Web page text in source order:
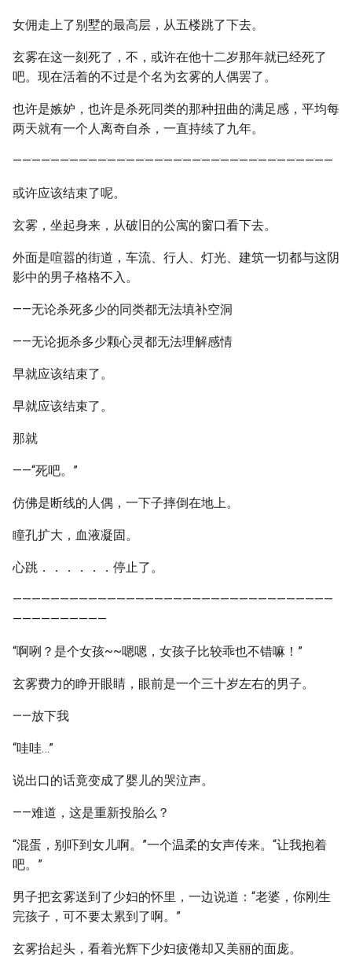
女佣走上了别墅的最高层，从五楼跳了下去。
玄雾在这一刻死了，不，或许在他十二岁那年就已经死了
吧。现在活着的不过是个名为玄雾的人偶罢了。
也许是嫉妒，也许是杀死同类的那种扭曲的满足感，平均每
两天就有一个人离奇自杀，一直持续了九年。
——————————————————————————————————
或许应该结束了呢。
玄雾，坐起身来，从破旧的公寓的窗口看下去。
外面是喧嚣的街道，车流、行人、灯光、建筑一切都与这阴
影中的男子格格不入。
——无论杀死多少的同类都无法填补空洞
——无论扼杀多少颗心灵都无法理解感情
早就应该结束了。
早就应该结束了。
那就
——“死吧。”
仿佛是断线的人偶，一下子摔倒在地上。
瞳孔扩大，血液凝固。
心跳．．．．．．停止了。
——————————————————————————————————
——————————
“啊咧？是个女孩~~嗯嗯，女孩子比较乖也不错嘛！”
玄雾费力的睁开眼睛，眼前是一个三十岁左右的男子。
——放下我
“哇哇…”
说出口的话竟变成了婴儿的哭泣声。
——难道，这是重新投胎么？
“混蛋，别吓到女儿啊。”一个温柔的女声传来。“让我抱着
吧。”
男子把玄雾送到了少妇的怀里，一边说道：“老婆，你刚生
完孩子，可不要太累到了啊。”
玄雾抬起头，看着光辉下少妇疲倦却又美丽的面庞。